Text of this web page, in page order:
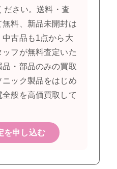
ださい。送料・査
料、新品未開封は
中古品も1点から大
フが無料査定いた
品・部品のみの買取
ニック製品をはじめ
般を高価買取して
を申し込む